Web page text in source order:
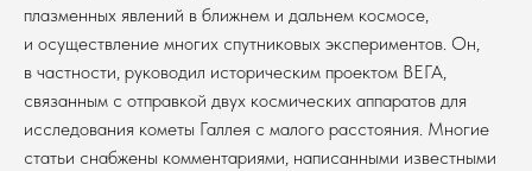
плазменных явлений в ближнем и дальнем космосе,
и осуществление многих спутниковых экспериментов. Он,
в частности, руководил историческим проектом ВЕГА,
связанным с отправкой двух космических аппаратов для
исследования кометы Галлея с малого расстояния. Многие
статьи снабжены комментариями, написанными известными